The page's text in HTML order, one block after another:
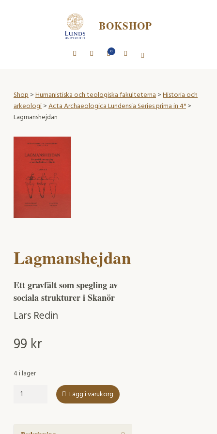
BOKSHOP
0
Shop>Humanistiska och teologiska fakulteterna>Historia och
arkeologi>Acta Archaeologica Lundensia Series prima in 4°>
Lagmanshejdan
Lagmanshejdan
Ett gravfält som spegling av
sociala strukturer i Skanör
Lars Redin
99 kr
4 i lager
Lagmanshejdan
Lägg i varukorg